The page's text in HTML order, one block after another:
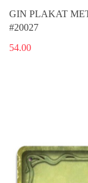
GIN PLAKAT
#20027
54.00